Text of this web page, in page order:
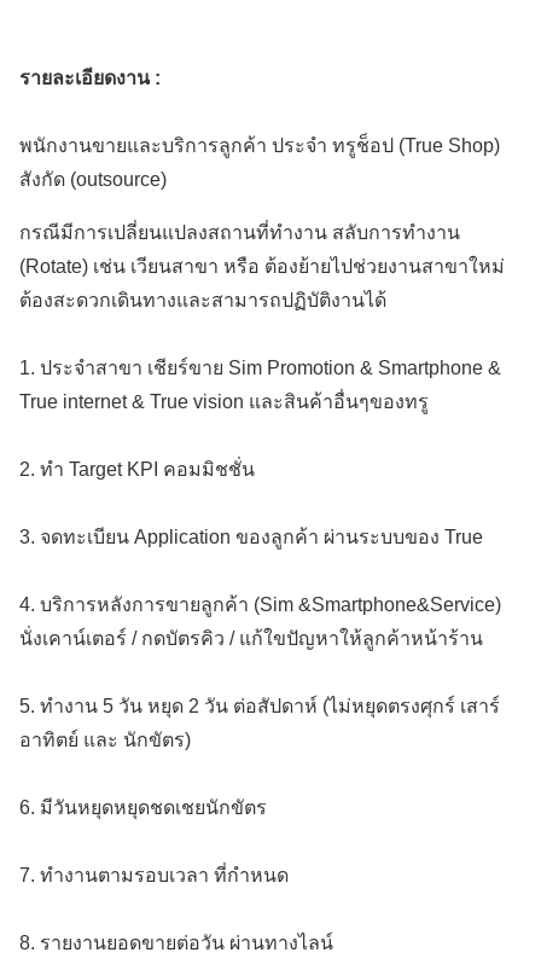
รายละเอียดงาน :
พนักงานขายและบริการลูกค้า ประจำ ทรูช็อป (True Shop)
สังกัด (outsource)
กรณีมีการเปลี่ยนแปลงสถานที่ทำงาน สลับการทำงาน
(Rotate) เช่น เวียนสาขา หรือ ต้องย้ายไปช่วยงานสาขาใหม่
ต้องสะดวกเดินทางและสามารถปฏิบัติงานได้
1. ประจำสาขา เชียร์ขาย Sim Promotion & Smartphone &
True internet & True vision และสินค้าอื่นๆของทรู
2. ทำ Target KPI คอมมิชชั่น
3. จดทะเบียน Application ของลูกค้า ผ่านระบบของ True
4. บริการหลังการขายลูกค้า (Sim &Smartphone&Service)
นั่งเคาน์เตอร์ / กดบัตรคิว / แก้ใขปัญหาให้ลูกค้าหน้าร้าน
5. ทำงาน 5 วัน หยุด 2 วัน ต่อสัปดาห์ (ไม่หยุดตรงศุกร์ เสาร์
อาทิตย์ และ นักขัตร)
6. มีวันหยุดหยุดชดเชยนักขัตร
7. ทำงานตามรอบเวลา ที่กำหนด
8. รายงานยอดขายต่อวัน ผ่านทางไลน์